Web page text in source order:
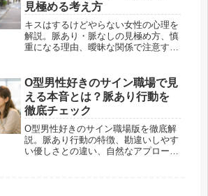
見極める考え方
キスはするけどやらない女性の心理を
解説。脈あり・脈なしの見極め方、慎
重になる理由、曖昧な関係で注意すべ
O型男性好きのサイン職場で見
える本音とは？脈あり行動を
徹底チェック
O型男性好きのサイン職場版を徹底解
説。脈あり行動の特徴、勘違いしやす
い優しさとの違い、自然なアプローチ